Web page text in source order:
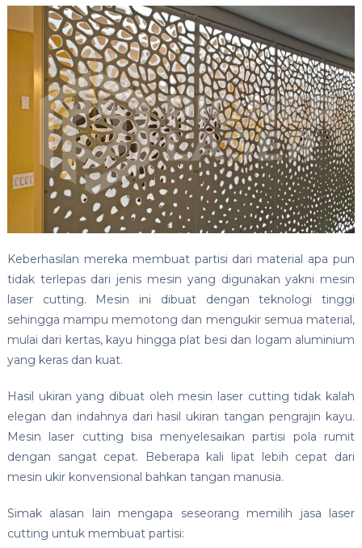
Keberhasilan mereka membuat partisi dari material apa pun
tidak terlepas dari jenis mesin yang digunakan yakni mesin
laser cutting. Mesin ini dibuat dengan teknologi tinggi
sehingga mampu memotong dan mengukir semua material,
mulai dari kertas, kayu hingga plat besi dan logam aluminium
yang keras dan kuat.
Hasil ukiran yang dibuat oleh mesin laser cutting tidak kalah
elegan dan indahnya dari hasil ukiran tangan pengrajin kayu.
Mesin laser cutting bisa menyelesaikan partisi pola rumit
dengan sangat cepat. Beberapa kali lipat lebih cepat dari
mesin ukir konvensional bahkan tangan manusia.
Simak alasan lain mengapa seseorang memilih jasa laser
cutting untuk membuat partisi: